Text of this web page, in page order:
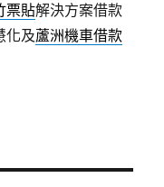
票貼解決方案借款
化及蘆洲機車借款